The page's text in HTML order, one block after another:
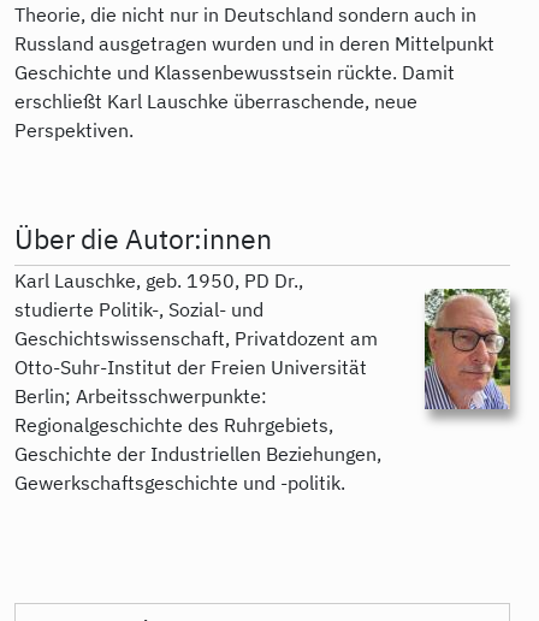
Theorie, die nicht nur in Deutschland sondern auch in
Russland ausgetragen wurden und in deren Mittelpunkt
Geschichte und Klassenbewusstsein rückte. Damit
erschließt Karl Lauschke überraschende, neue
Perspektiven.
Über die Autor:innen
Karl Lauschke, geb. 1950, PD Dr.,
studierte Politik-, Sozial- und
Geschichtswissenschaft, Privatdozent am
Otto-Suhr-Institut der Freien Universität
Berlin; Arbeitsschwerpunkte:
Regionalgeschichte des Ruhrgebiets,
Geschichte der Industriellen Beziehungen,
Gewerkschaftsgeschichte und -politik.